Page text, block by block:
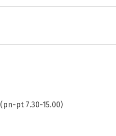
(pn-pt 7.30-15.00)